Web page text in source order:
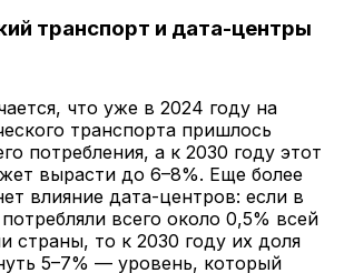
транспорт и дата-центры
что уже в 2024 году на
транспорта пришлось
потребления, а к 2030 году этот
вырасти до 6–8%. Еще более
влияние дата-центров: если в
всего около 0,5% всей
страны, то к 2030 году их доля
5–7% — уровень, который